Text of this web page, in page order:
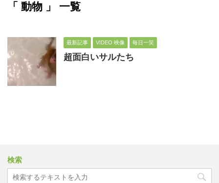
「 動物 」 一覧
最新記事 VIDEO 映像 毎日一笑
超面白いサルたち
検索